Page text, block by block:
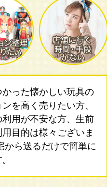
った懐かしい玩具の
を高く売りたい方、
用が不安な方、生前
目的は様々ございま
から送るだけで簡単に